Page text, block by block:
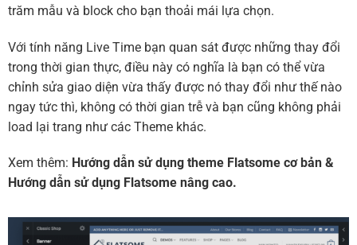
trăm mẫu và block cho bạn thoải mái lựa chọn.
Với tính năng Live Time bạn quan sát được những thay đổi
trong thời gian thực, điều này có nghĩa là bạn có thể vừa
chỉnh sửa giao diện vừa thấy được nó thay đổi như thế nào
ngay tức thì, không có thời gian trễ và bạn cũng không phải
load lại trang như các Theme khác.
Xem thêm: Hướng dẫn sử dụng theme Flatsome cơ bản &
Hướng dẫn sử dụng Flatsome nâng cao.